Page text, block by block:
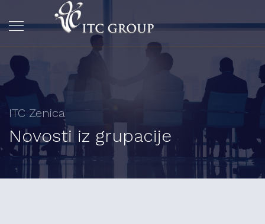
ITC Zenica
Novosti iz grupacije